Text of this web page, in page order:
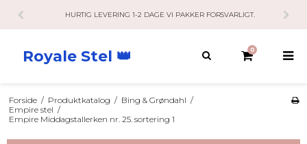
HURTIG LEVERING 1-2 DAGE VI PAKKER FORSVARLIGT.
Royale Stel 👑 0
Forside / Produktkatalog / Bing & Grøndahl /
Empire stel /
Empire Middagstallerken nr. 25. sortering 1